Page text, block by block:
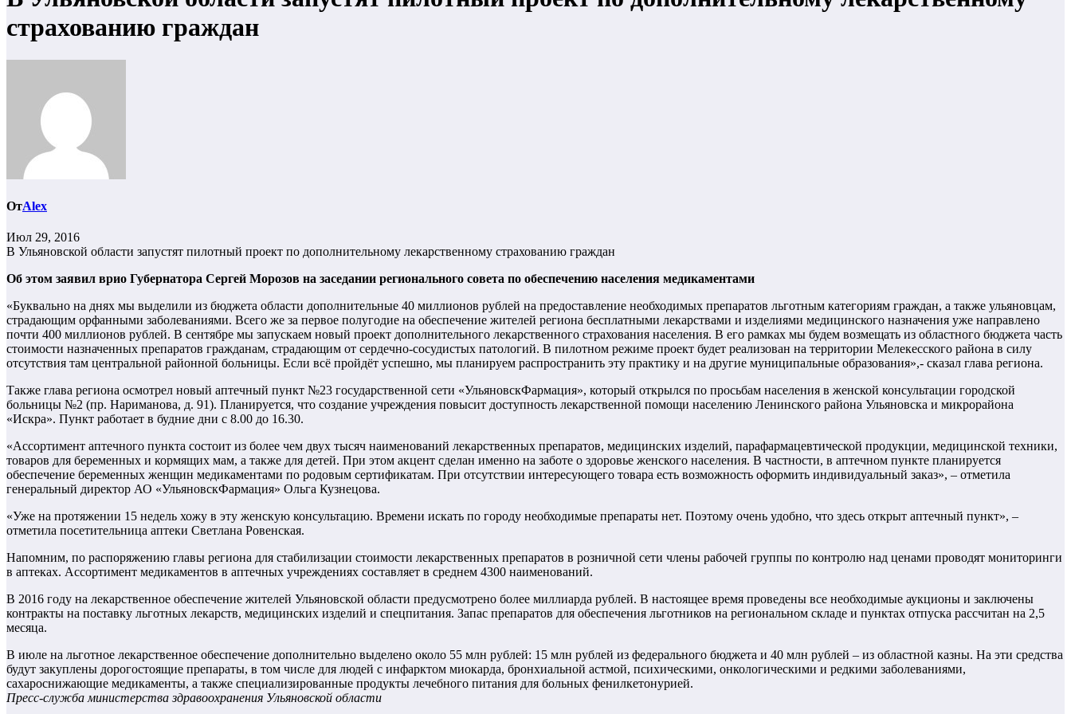
страхованию граждан
ОтAlex
Июл 29, 2016
В Ульяновской области запустят пилотный проект по дополнительному лекарственному страхованию граждан
Об этом заявил врио Губернатора Сергей Морозов на заседании регионального совета по обеспечению населения медикаментами
«Буквально на днях мы выделили из бюджета области дополнительные 40 миллионов рублей на предоставление необходимых препаратов льготным категориям граждан, а также ульяновцам,
страдающим орфанными заболеваниями. Всего же за первое полугодие на обеспечение жителей региона бесплатными лекарствами и изделиями медицинского назначения уже направлено
почти 400 миллионов рублей. В сентябре мы запускаем новый проект дополнительного лекарственного страхования населения. В его рамках мы будем возмещать из областного бюджета часть
стоимости назначенных препаратов гражданам, страдающим от сердечно-сосудистых патологий. В пилотном режиме проект будет реализован на территории Мелекесского района в силу
отсутствия там центральной районной больницы. Если всё пройдёт успешно, мы планируем распространить эту практику и на другие муниципальные образования»,- сказал глава региона.
Также глава региона осмотрел новый аптечный пункт №23 государственной сети «УльяновскФармация», который открылся по просьбам населения в женской консультации городской
больницы №2 (пр. Нариманова, д. 91). Планируется, что создание учреждения повысит доступность лекарственной помощи населению Ленинского района Ульяновска и микрорайона
«Искра». Пункт работает в будние дни с 8.00 до 16.30.
«Ассортимент аптечного пункта состоит из более чем двух тысяч наименований лекарственных препаратов, медицинских изделий, парафармацевтической продукции, медицинской техники,
товаров для беременных и кормящих мам, а также для детей. При этом акцент сделан именно на заботе о здоровье женского населения. В частности, в аптечном пункте планируется
обеспечение беременных женщин медикаментами по родовым сертификатам. При отсутствии интересующего товара есть возможность оформить индивидуальный заказ», – отметила
генеральный директор АО «УльяновскФармация» Ольга Кузнецова.
«Уже на протяжении 15 недель хожу в эту женскую консультацию. Времени искать по городу необходимые препараты нет. Поэтому очень удобно, что здесь открыт аптечный пункт», –
отметила посетительница аптеки Светлана Ровенская.
Напомним, по распоряжению главы региона для стабилизации стоимости лекарственных препаратов в розничной сети члены рабочей группы по контролю над ценами проводят мониторинги
в аптеках. Ассортимент медикаментов в аптечных учреждениях составляет в среднем 4300 наименований.
В 2016 году на лекарственное обеспечение жителей Ульяновской области предусмотрено более миллиарда рублей. В настоящее время проведены все необходимые аукционы и заключены
контракты на поставку льготных лекарств, медицинских изделий и спецпитания. Запас препаратов для обеспечения льготников на региональном складе и пунктах отпуска рассчитан на 2,5
месяца.
В июле на льготное лекарственное обеспечение дополнительно выделено около 55 млн рублей: 15 млн рублей из федерального бюджета и 40 млн рублей – из областной казны. На эти средства
будут закуплены дорогостоящие препараты, в том числе для людей с инфарктом миокарда, бронхиальной астмой, психическими, онкологическими и редкими заболеваниями,
сахароснижающие медикаменты, а также специализированные продукты лечебного питания для больных фенилкетонурией.
Пресс-служба министерства здравоохранения Ульяновской области